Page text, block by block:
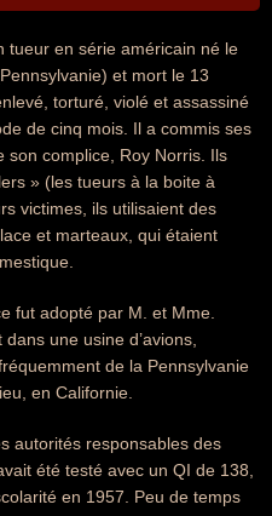
tueur en série américain né le
et mort le 13
torturé, violé et assassiné
de cinq mois. Il a commis ses
son complice, Roy Norris. Ils
» (les tueurs à la boite à
victimes, ils utilisaient des
et marteaux, qui étaient
fut adopté par M. et Mme.
une usine d’avions,
de la Pennsylvanie
en Californie.
autorités responsables des
été testé avec un QI de 138,
en 1957. Peu de temps